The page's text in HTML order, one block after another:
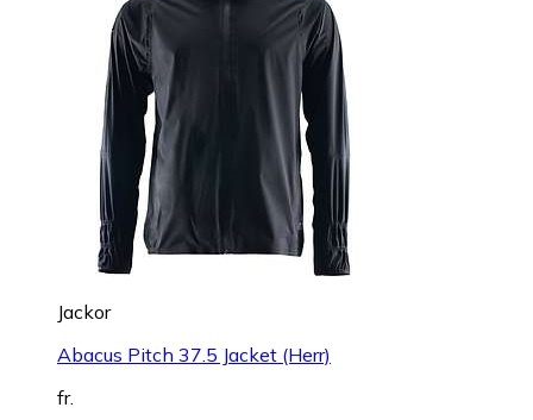
Jackor
Abacus Pitch 37.5 Jacket (Herr)
fr.